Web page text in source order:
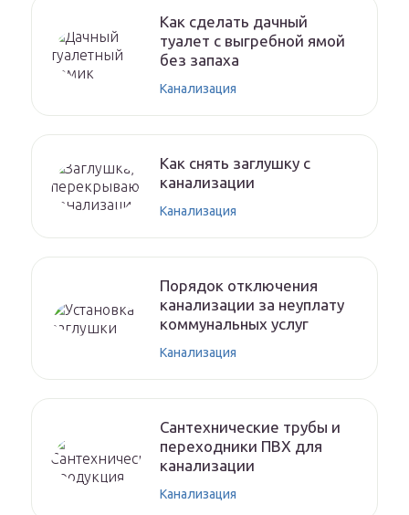
Как сделать дачный
туалет с выгребной ямой
без запаха
Канализация
Как снять заглушку с
канализации
Канализация
Порядок отключения
канализации за неуплату
коммунальных услуг
Канализация
Сантехнические трубы и
переходники ПВХ для
канализации
Канализация